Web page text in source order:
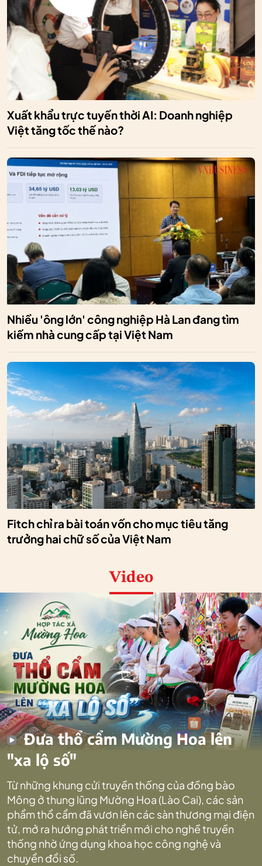
Xuất khẩu trực tuyến thời AI: Doanh nghiệp
Việt tăng tốc thế nào?
Nhiều 'ông lớn' công nghiệp Hà Lan đang tìm
kiếm nhà cung cấp tại Việt Nam
Fitch chỉ ra bài toán vốn cho mục tiêu tăng
trưởng hai chữ số của Việt Nam
Video
Đưa thổ cẩm Mường Hoa lên
"xa lộ số"
Từ những khung cửi truyền thống của đồng bào
Mông ở thung lũng Mường Hoa (Lào Cai), các sản
phẩm thổ cẩm đã vươn lên các sàn thương mại điện
tử, mở ra hướng phát triển mới cho nghề truyền
thống nhờ ứng dụng khoa học công nghệ và
chuyển đổi số.